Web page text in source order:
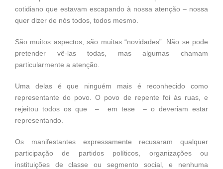
cotidiano que estavam escapando à nossa atenção – nossa
quer dizer de nós todos, todos mesmo.
São muitos aspectos, são muitas “novidades”. Não se pode
pretender vê-las todas, mas algumas chamam
particularmente a atenção.
Uma delas é que ninguém mais é reconhecido como
representante do povo. O povo de repente foi às ruas, e
rejeitou todos os que – em tese – o deveriam estar
representando.
Os manifestantes expressamente recusaram qualquer
participação de partidos políticos, organizações ou
instituições de classe ou segmento social, e nenhuma